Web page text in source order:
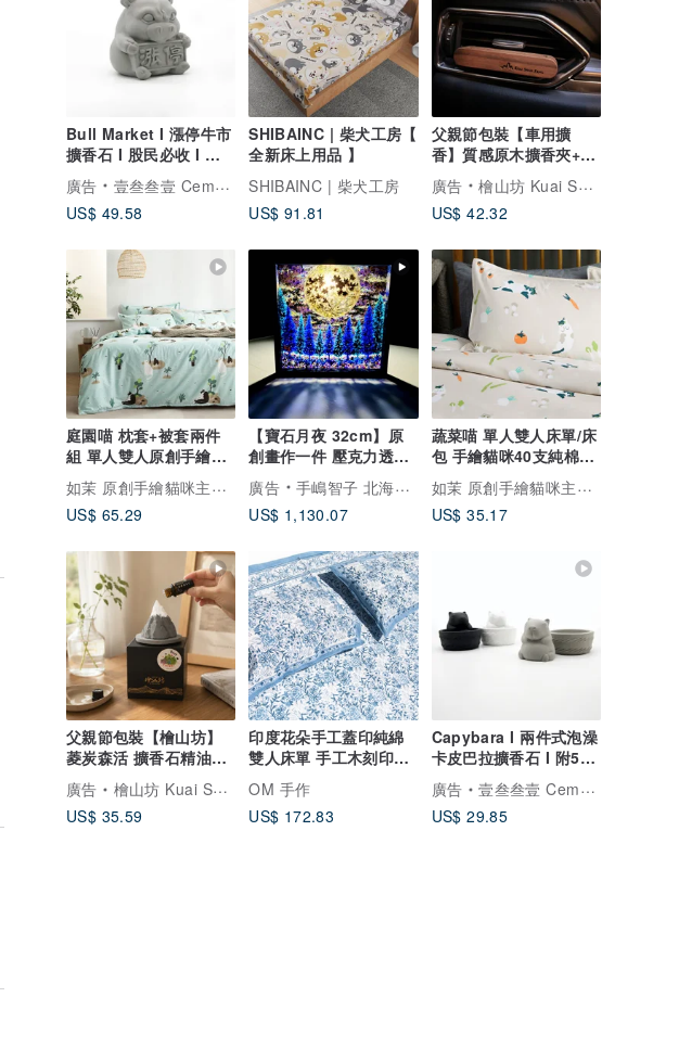
Bull Market I 漲停牛市
擴香石 I 股民必收 I 附
精油 I 馬年開運
廣告
壹叁叁壹 Cementer No.1331
US$ 49.58
SHIBAINC | 柴犬工房【
全新床上用品 】
SHIBAINC | 柴犬工房
US$ 91.81
父親節包裝【車用擴
香】質感原木擴香夾+檜
木精油5ml 香氛禮盒
廣告
檜山坊 Kuai Shan Fang︱台灣檜木香氛領導品牌，療癒森林
US$ 42.32
庭園喵 枕套+被套兩件
組 單人雙人原創手繪貓
咪40支純棉 床包另購 如茉 原創手繪貓咪主題家居館
US$ 65.29
【寶石月夜 32cm】原
創畫作一件 壓克力透明
藝術 陰影畫作 居家裝飾
滿月 繪畫 夜空 星空
廣告
手嶋智子 北海道彩虹畫家
US$ 1,130.07
蔬菜喵 單人雙人床單/床
包 手繪貓咪40支純棉床
品 枕套被套另購
如茉 原創手繪貓咪主題家居館
US$ 35.17
父親節包裝【檜山坊】
菱炭森活 擴香石精油組/
居家擴香 喬遷禮
廣告
檜山坊 Kuai Shan Fang︱台灣檜木香氛領導品牌，療癒森林
US$ 35.59
印度花朵手工蓋印純綿
雙人床單 手工木刻印床
單枕頭套組-藍色花朵
OM 手作
US$ 172.83
Capybara I 兩件式泡澡
卡皮巴拉擴香石 I 附5mi
精油－馬年開運物
廣告
壹叁叁壹 Cementer No.1331
US$ 29.85